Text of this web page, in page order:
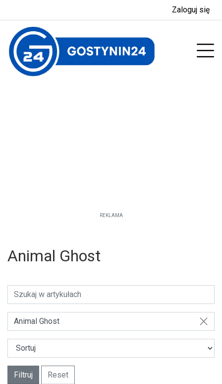
Zaloguj się
REKLAMA
Animal Ghost
Animal Ghost
Filtruj Reset